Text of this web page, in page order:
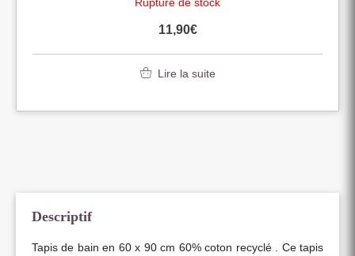
11,90€
Lire la suite
Descriptif
Tapis de bain en 60 x 90 cm 60% coton recyclé . Ce tapis